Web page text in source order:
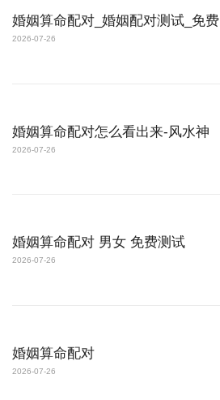
婚姻算命配对_婚姻配对测试_免费
2026-07-26
婚姻算命配对怎么看出来-风水神
2026-07-26
婚姻算命配对 男女 免费测试
2026-07-26
婚姻算命配对
2026-07-26